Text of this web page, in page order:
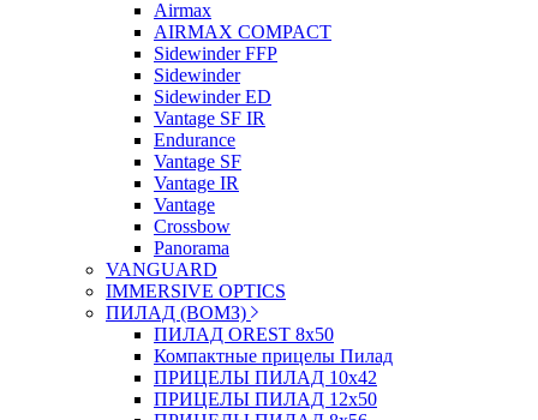
Airmax
AIRMAX COMPACT
Sidewinder FFP
Sidewinder
Sidewinder ED
Vantage SF IR
Endurance
Vantage SF
Vantage IR
Vantage
Crossbow
Panorama
VANGUARD
IMMERSIVE OPTICS
ПИЛАД (ВОМЗ)
ПИЛАД OREST 8х50
Компактные прицелы Пилад
ПРИЦЕЛЫ ПИЛАД 10х42
ПРИЦЕЛЫ ПИЛАД 12х50